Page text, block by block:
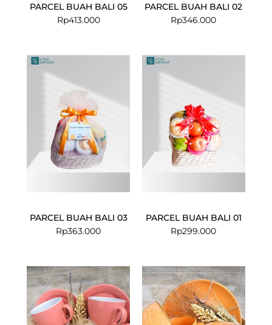
PARCEL BUAH BALI 05
Rp413.000
PARCEL BUAH BALI 02
Rp346.000
PARCEL BUAH BALI 03
Rp363.000
PARCEL BUAH BALI 01
Rp299.000